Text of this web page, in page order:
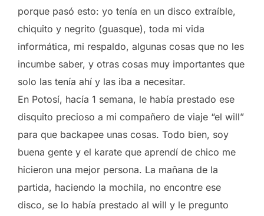
porque pasó esto: yo tenía en un disco extraíble,
chiquito y negrito (guasque), toda mi vida
informática, mi respaldo, algunas cosas que no les
incumbe saber, y otras cosas muy importantes que
solo las tenía ahí y las iba a necesitar.
En Potosí, hacía 1 semana, le había prestado ese
disquito precioso a mi compañero de viaje “el will”
para que backapee unas cosas. Todo bien, soy
buena gente y el karate que aprendí de chico me
hicieron una mejor persona. La mañana de la
partida, haciendo la mochila, no encontre ese
disco, se lo había prestado al will y le pregunto